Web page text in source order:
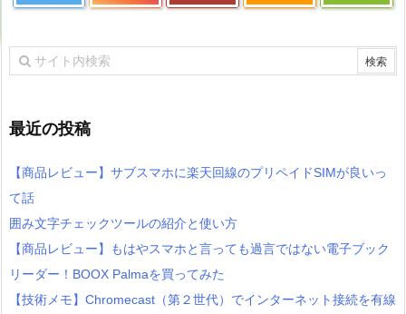
最近の投稿
【商品レビュー】サブスマホに楽天回線のプリペイドSIMが良いっ
て話
囲み文字チェックツールの紹介と使い方
【商品レビュー】もはやスマホと言っても過言ではない電子ブック
リーダー！BOOX Palmaを買ってみた
【技術メモ】Chromecast（第２世代）でインターネット接続を有線